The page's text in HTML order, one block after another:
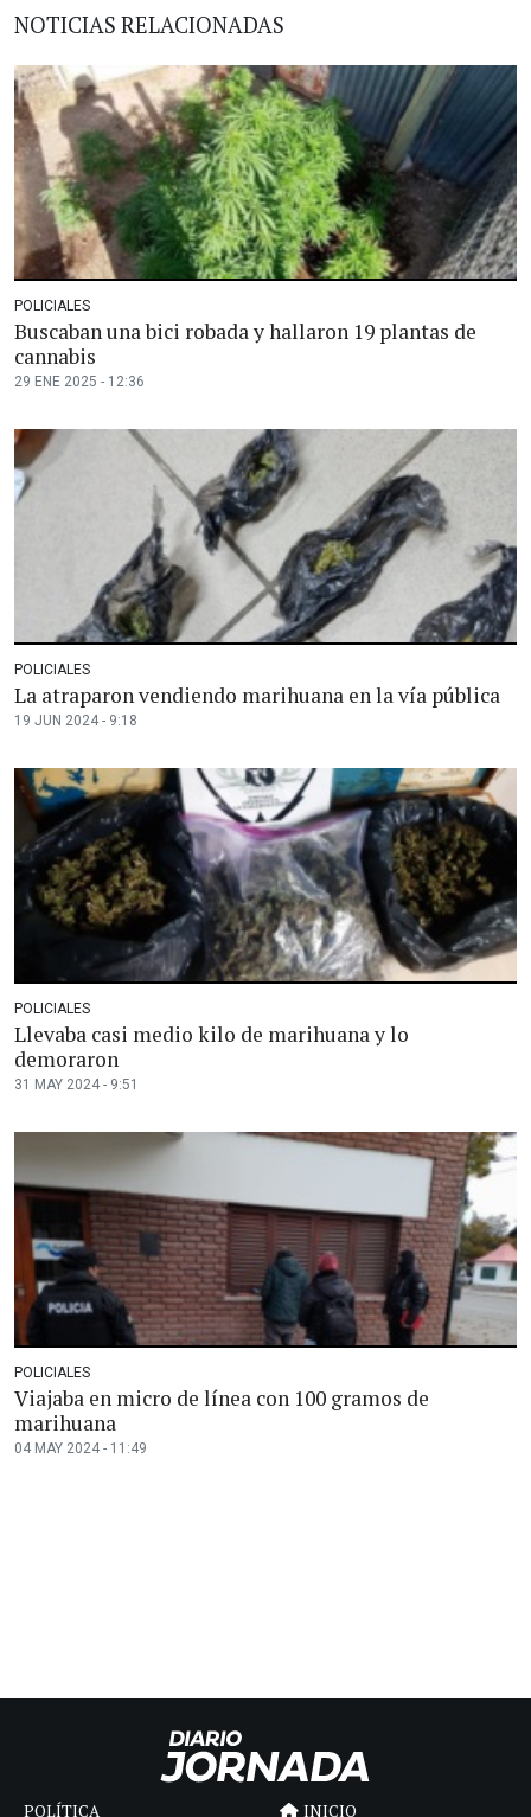
NOTICIAS RELACIONADAS
POLICIALES
Buscaban una bici robada y hallaron 19 plantas de
cannabis
29 ENE 2025 - 12:36
POLICIALES
La atraparon vendiendo marihuana en la vía pública
19 JUN 2024 - 9:18
POLICIALES
Llevaba casi medio kilo de marihuana y lo
demoraron
31 MAY 2024 - 9:51
POLICIALES
Viajaba en micro de línea con 100 gramos de
marihuana
04 MAY 2024 - 11:49
POLÍTICA INICIO